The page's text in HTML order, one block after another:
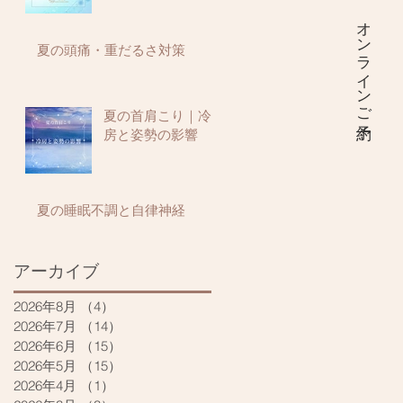
オンラインご予約
夏の頭痛・重だるさ対策
夏の首肩こり｜冷
房と姿勢の影響
夏の睡眠不調と自律神経
アーカイブ
2026年8月 （4）
2026年7月
（14）
2026年6月
（15）
2026年5月
（15）
2026年4月
（1）